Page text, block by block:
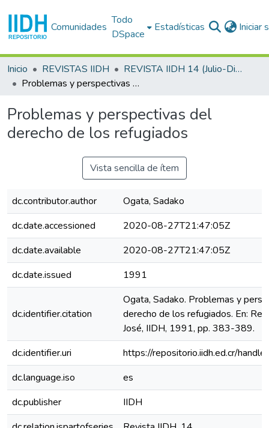
Comunidades
Todo
DSpace
Estadísticas Iniciar
Inicio REVISTAS IIDH
REVISTA IIDH 14 (Julio-Diciembre 1991)
Problemas y perspectivas del derecho de los refugiados
Problemas y perspectivas del
derecho de los refugiados
Vista sencilla de ítem
dc.contributor.author
Ogata, Sadako
dc.date.accessioned
2020-08-27T21:47:05Z
dc.date.available
2020-08-27T21:47:05Z
dc.date.issued
1991
dc.identifier.citation
Ogata, Sadako. Problemas y
derecho de los refugiados. En:
José, IIDH, 1991, pp. 383-389.
dc.identifier.uri
https://repositorio.iidh.ed.cr/
dc.language.iso
es
dc.publisher
IIDH